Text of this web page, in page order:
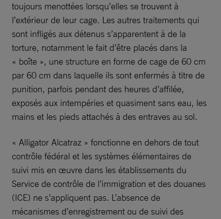
toujours menottées lorsqu’elles se trouvent à
l’extérieur de leur cage. Les autres traitements qui
sont infligés aux détenus s’apparentent à de la
torture, notamment le fait d’être placés dans la
« boîte », une structure en forme de cage de 60 cm
par 60 cm dans laquelle ils sont enfermés à titre de
punition, parfois pendant des heures d’affilée,
exposés aux intempéries et quasiment sans eau, les
mains et les pieds attachés à des entraves au sol.
« Alligator Alcatraz » fonctionne en dehors de tout
contrôle fédéral et les systèmes élémentaires de
suivi mis en œuvre dans les établissements du
Service de contrôle de l’immigration et des douanes
(ICE) ne s’appliquent pas. L’absence de
mécanismes d’enregistrement ou de suivi des